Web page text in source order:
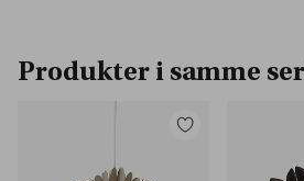
Produkter i samme
Tilføj